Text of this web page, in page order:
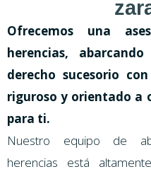
Ofrecemos una
herencias,
derecho sucesorio
riguroso y orientado a
para ti.
Nuestro equipo de
herencias está